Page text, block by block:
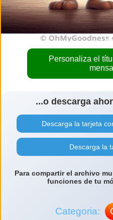
Personaliza el
...o descarga
Descarga la tarjeta
Descarga la
Para compartir el archivo
funciones de tu
Categoria: